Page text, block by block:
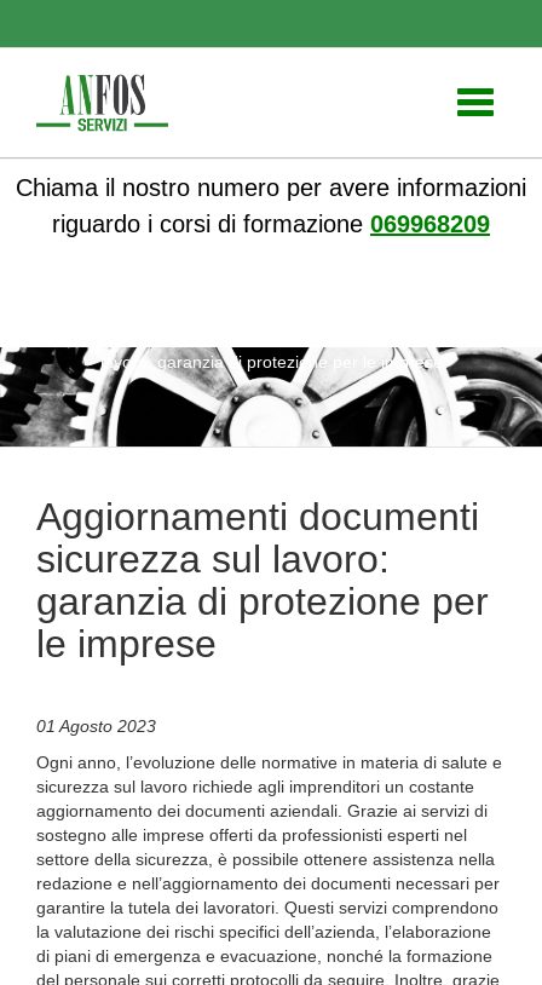
Toggle
Chiama il nostro numero per avere informazioni
riguardo i corsi di formazione 069968209
lavoro: garanzia di protezione per le imprese
Aggiornamenti documenti
sicurezza sul lavoro:
garanzia di protezione per
le imprese
01 Agosto 2023
Ogni anno, l’evoluzione delle normative in materia di salute e
sicurezza sul lavoro richiede agli imprenditori un costante
aggiornamento dei documenti aziendali. Grazie ai servizi di
sostegno alle imprese offerti da professionisti esperti nel
settore della sicurezza, è possibile ottenere assistenza nella
redazione e nell’aggiornamento dei documenti necessari per
garantire la tutela dei lavoratori. Questi servizi comprendono
la valutazione dei rischi specifici dell’azienda, l’elaborazione
di piani di emergenza e evacuazione, nonché la formazione
del personale sui corretti protocolli da seguire. Inoltre, grazie